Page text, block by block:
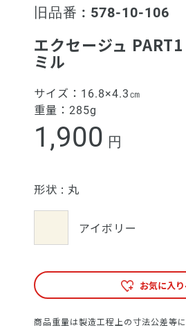
旧品番 : 578-10-106
エクセージュ
ミル
サイズ： 16.8×4.3㎝
重量： 285g
1,900 円
形状 : 丸
アイボリー
お気に入
商品重量は製造工程上の寸法公差等